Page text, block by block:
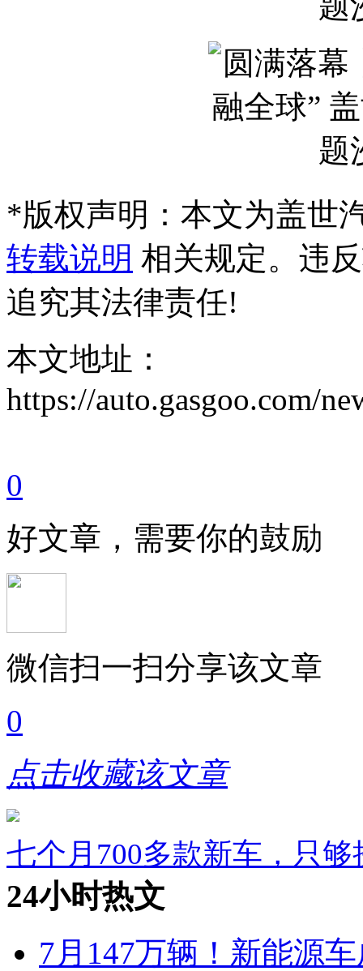
*版权声明：本文为盖世
转载说明 相关规定。违
追究其法律责任!
本文地址：
https://auto.gasgoo.com/
0
好文章，需要你的鼓励
微信扫一扫分享该文章
0
点击收藏该文章
七个月700多款新车，只
24小时热文
7月147万辆！新能源